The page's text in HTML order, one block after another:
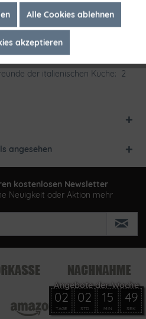
der italienischen Küche: 2
angesehen
kostenlosen Newsletter
Neuigkeit oder Aktion mehr
Inaktiv
Alle Cookies ablehnen
akzeptieren
02
TAGE
02
STD
15
MIN
49
SEK